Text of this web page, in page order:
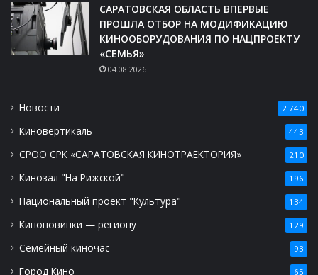
САРАТОВСКАЯ ОБЛАСТЬ ВПЕРВЫЕ
ПРОШЛА ОТБОР НА МОДИФИКАЦИЮ
КИНООБОРУДОВАНИЯ ПО НАЦПРОЕКТУ
«СЕМЬЯ»
04.08.2026
Новости 2 740
Киновертикаль 443
СРОО СРК «САРАТОВСКАЯ КИНОТРАЕКТОРИЯ» 210
Кинозал "На Рижской" 196
Национальный проект "Культура" 134
Киноновинки — региону 129
Семейный киночас 93
Город Кино 65